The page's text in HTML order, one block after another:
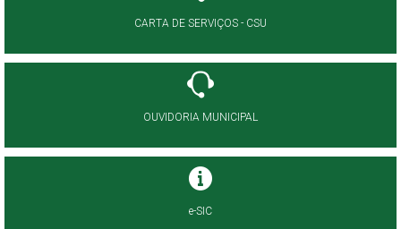
CARTA DE SERVIÇOS - CSU
OUVIDORIA MUNICIPAL
e-SIC